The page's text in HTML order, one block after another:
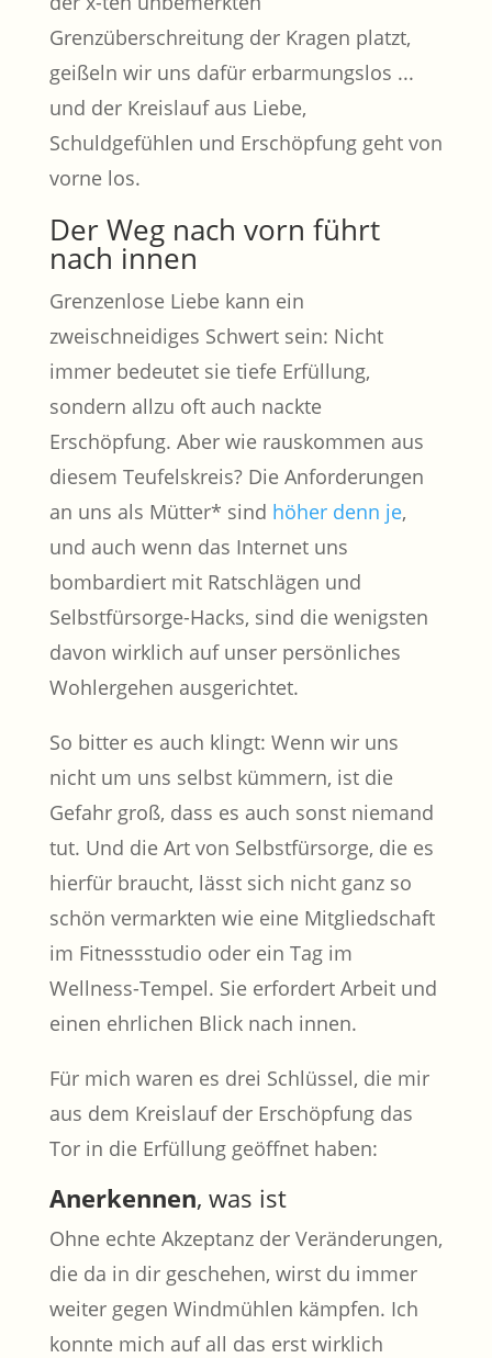
Grenzüberschreitung der Kragen platzt,
geißeln wir uns dafür erbarmungslos ...
und der Kreislauf aus Liebe,
Schuldgefühlen und Erschöpfung geht von
vorne los.
Der Weg nach vorn führt
nach innen
Grenzenlose Liebe kann ein
zweischneidiges Schwert sein: Nicht
immer bedeutet sie tiefe Erfüllung,
sondern allzu oft auch nackte
Erschöpfung. Aber wie rauskommen aus
diesem Teufelskreis? Die Anforderungen
an uns als Mütter* sind höher denn je,
und auch wenn das Internet uns
bombardiert mit Ratschlägen und
Selbstfürsorge-Hacks, sind die wenigsten
davon wirklich auf unser persönliches
Wohlergehen ausgerichtet.
So bitter es auch klingt: Wenn wir uns
nicht um uns selbst kümmern, ist die
Gefahr groß, dass es auch sonst niemand
tut. Und die Art von Selbstfürsorge, die es
hierfür braucht, lässt sich nicht ganz so
schön vermarkten wie eine Mitgliedschaft
im Fitnessstudio oder ein Tag im
Wellness-Tempel. Sie erfordert Arbeit und
einen ehrlichen Blick nach innen.
Für mich waren es drei Schlüssel, die mir
aus dem Kreislauf der Erschöpfung das
Tor in die Erfüllung geöffnet haben:
Anerkennen, was ist
Ohne echte Akzeptanz der Veränderungen,
die da in dir geschehen, wirst du immer
weiter gegen Windmühlen kämpfen. Ich
konnte mich auf all das erst wirklich